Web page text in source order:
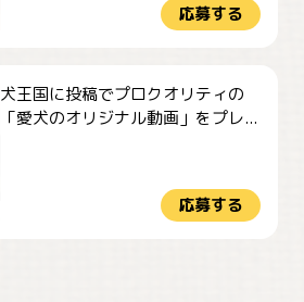
応募する
犬王国に投稿でプロクオリティの
「愛犬のオリジナル動画」をプレ...
応募する